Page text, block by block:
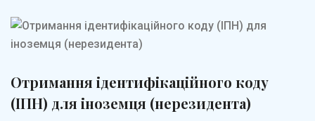
Отримання ідентифікаційного коду
(ІПН) для іноземця (нерезидента)